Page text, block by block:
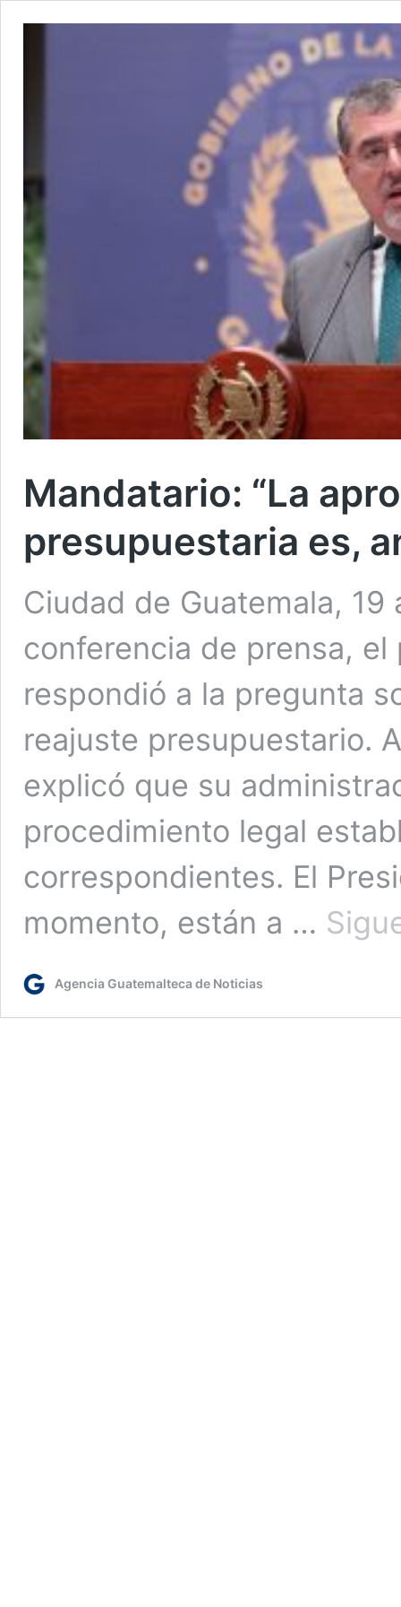
Mandatario: “La
presupuestaria es,
Ciudad de Guatemala,
conferencia de prensa,
respondió a la pregunta
reajuste presupuestario.
explicó que su
procedimiento legal
correspondientes. El
momento, están a …
Agencia Guatemalteca de Noticias